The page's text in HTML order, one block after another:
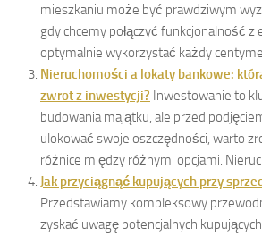
mieszkaniu może być prawdziwym
gdy chcemy połączyć funkcjonalność z
optymalnie wykorzystać każdy
Nieruchomości a lokaty bankowe:
zwrot z inwestycji? Inwestowanie to
budowania majątku, ale przed
ulokować swoje oszczędności, warto
różnice między różnymi opcjami.
Jak przyciągnąć kupujących przy
Przedstawiamy kompleksowy
zyskać uwagę potencjalnych